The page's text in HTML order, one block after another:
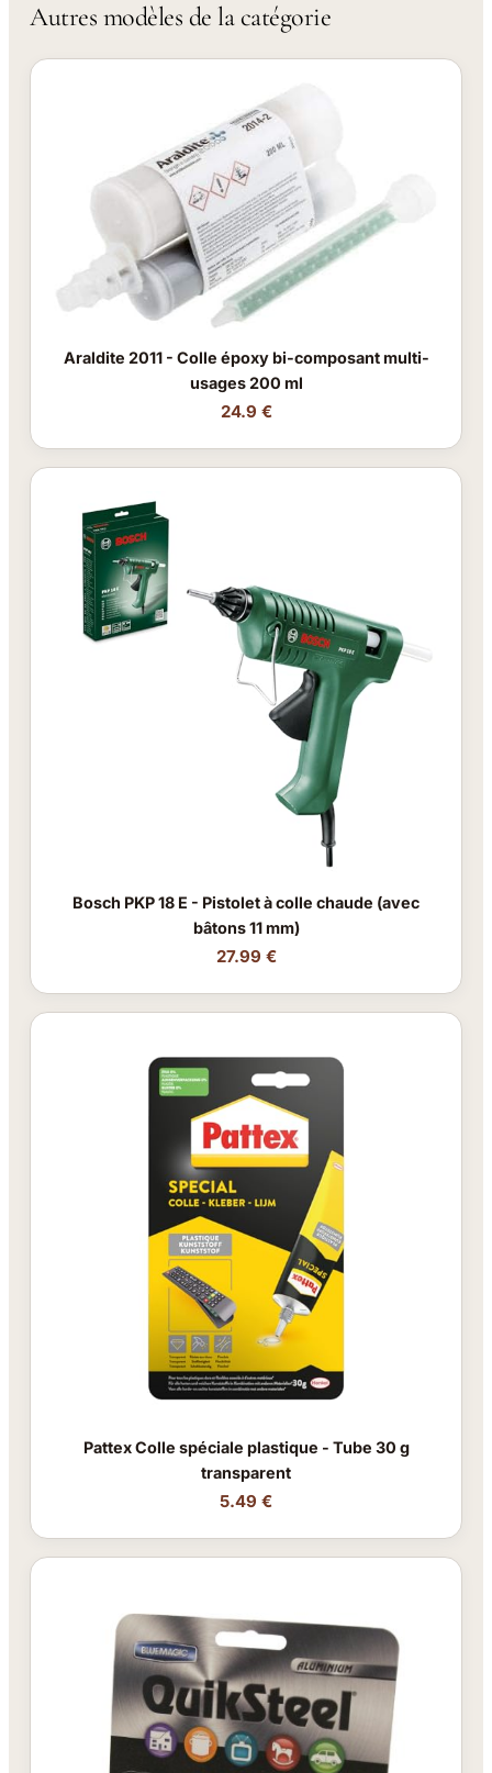
Autres modèles de la catégorie
Araldite 2011 - Colle époxy bi-composant multi-
usages 200 ml
24.9 €
Bosch PKP 18 E - Pistolet à colle chaude (avec
bâtons 11 mm)
27.99 €
Pattex Colle spéciale plastique - Tube 30 g
transparent
5.49 €